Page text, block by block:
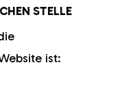
STELLE
ist: